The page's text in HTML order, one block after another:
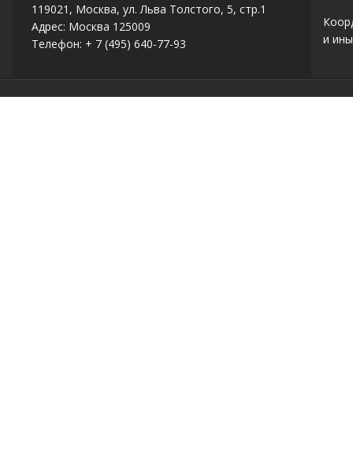
119021, Москва, ул. Льва Толстого, 5, стр.1
Адрес: Москва 125009
Телефон: + 7 (495) 640-77-93
и